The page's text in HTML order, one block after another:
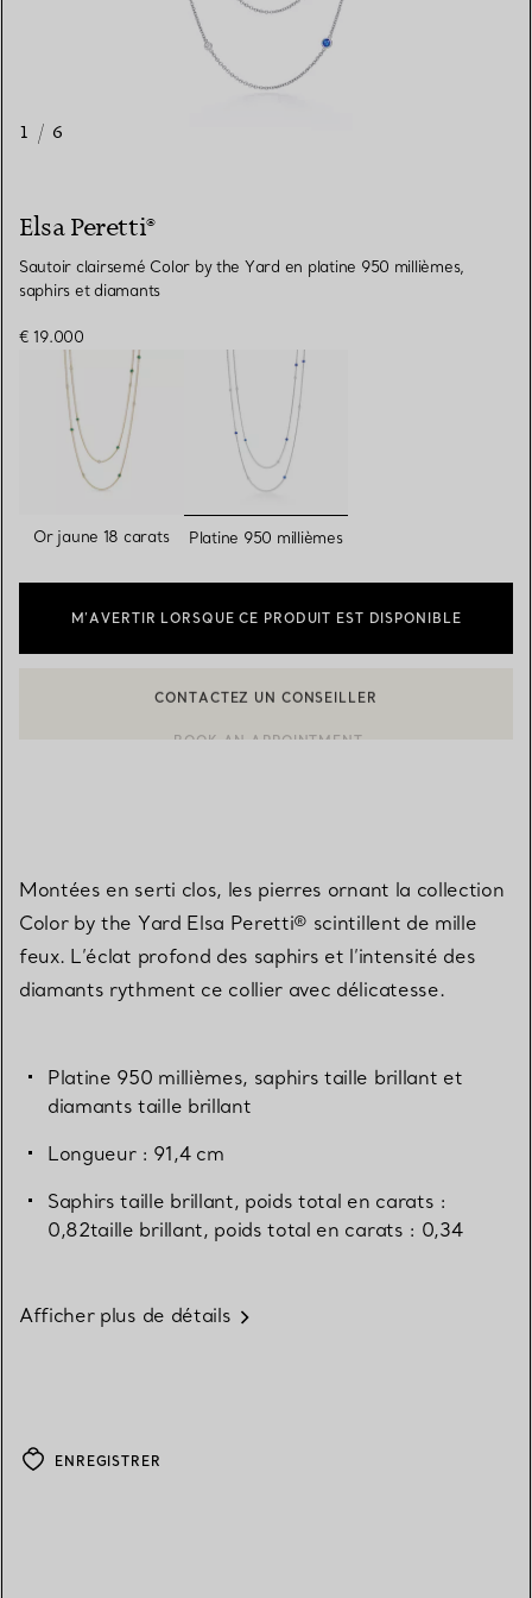
1 / 6
Elsa Peretti®
Sautoir clairsemé Color by the Yard en platine 950 millièmes,
saphirs et diamants
€ 19.000
Or jaune 18 carats sélectionnés
Platine 950 millièmes
M’AVERTIR LORSQUE CE PRODUIT EST DISPONIBLE
BOOK AN APPOINTMENT
Montées en serti clos, les pierres ornant la collection
Color by the Yard Elsa Peretti® scintillent de mille
feux. L’éclat profond des saphirs et l’intensité des
diamants rythment ce collier avec délicatesse.
Platine 950 millièmes, saphirs taille brillant et
diamants taille brillant
Longueur : 91,4 cm
Saphirs taille brillant, poids total en carats :
0,82taille brillant, poids total en carats : 0,34
Afficher plus de détails
ENREGISTRER